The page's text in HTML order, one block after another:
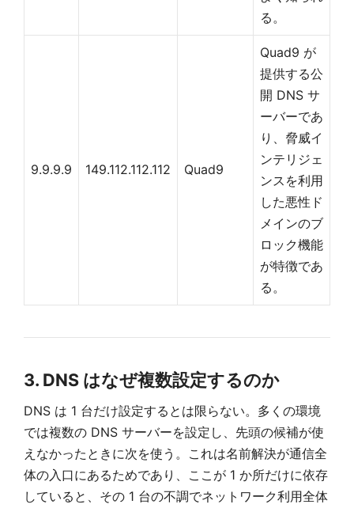
る。
9.9.9.9 149.112.112.112 Quad9
Quad9 が
提供する公
開 DNS サ
ーバーであ
り、脅威イ
ンテリジェ
ンスを利用
した悪性ド
メインのブ
ロック機能
が特徴であ
る。
3. DNS はなぜ複数設定するのか
DNS は 1 台だけ設定するとは限らない。多くの環境
では複数の DNS サーバーを設定し、先頭の候補が使
えなかったときに次を使う。これは名前解決が通信全
体の入口にあるためであり、ここが 1 か所だけに依存
していると、その 1 台の不調でネットワーク利用全体